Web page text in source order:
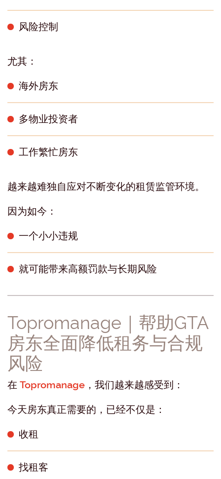
风险控制
尤其：
海外房东
多物业投资者
工作繁忙房东
越来越难独自应对不断变化的租赁监管环境。
因为如今：
一个小小违规
就可能带来高额罚款与长期风险
Topromanage｜帮助GTA
房东全面降低租务与合规
风险
在 Topromanage ，我们越来越感受到：
今天房东真正需要的，已经不仅是：
收租
找租客